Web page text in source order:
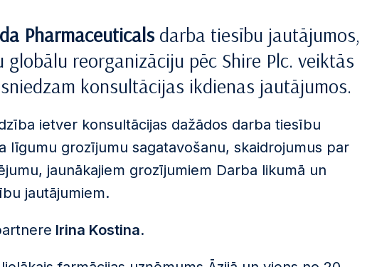
Pharmaceuticalsdarba tiesību jautājumos,
reorganizāciju pēc Shire Plc. veiktās
konsultācijas ikdienas jautājumos.
ietver konsultācijas dažādos darba tiesību
līgumu grozījumu sagatavošanu, skaidrojumus par
jaunākajiem grozījumiem Darba likumā un
jautājumiem.
Irina Kostina.